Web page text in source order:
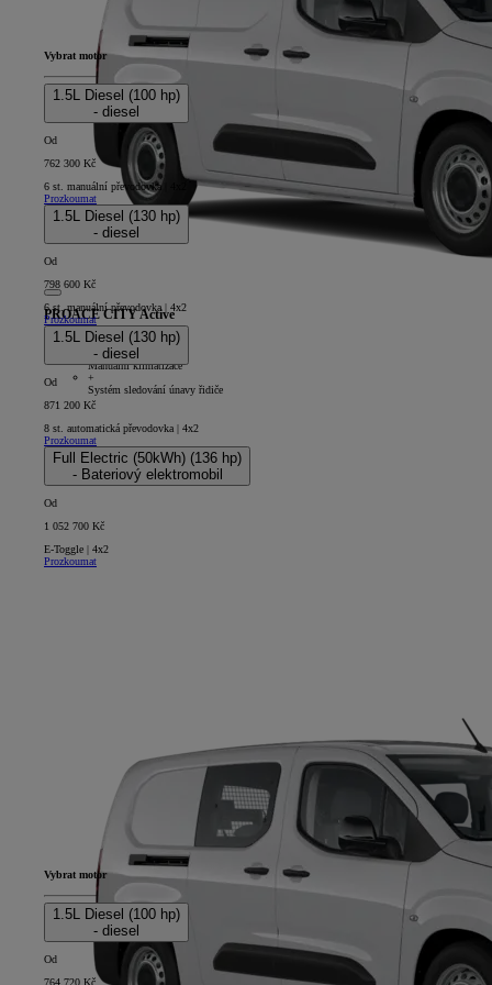
PROACE CITY Active
5D - Panel Van Long
+
Manuální klimatizace
+
Systém sledování únavy řidiče
Vybrat motor
1.5L Diesel (100 hp)
- diesel
Od
762 300 Kč
6 st. manuální převodovka | 4x2
Prozkoumat
1.5L Diesel (130 hp)
- diesel
Od
798 600 Kč
6 st. manuální převodovka | 4x2
Prozkoumat
1.5L Diesel (130 hp)
- diesel
Od
871 200 Kč
8 st. automatická převodovka | 4x2
Prozkoumat
Full Electric (50kWh) (136 hp)
- Bateriový elektromobil
Od
1 052 700 Kč
E-Toggle | 4x2
Prozkoumat
Vybrat motor
1.5L Diesel (100 hp)
- diesel
Od
764 720 Kč